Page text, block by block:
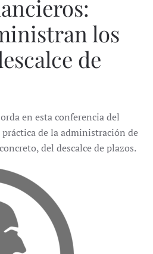
los
de
en esta conferencia del
de la administración de
del descalce de plazos.